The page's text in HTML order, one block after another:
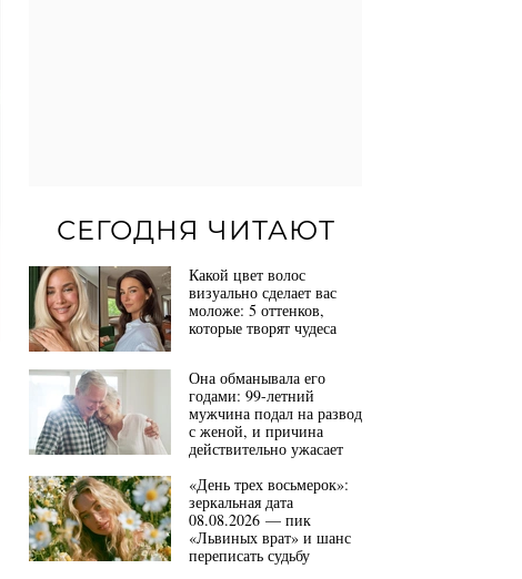
СЕГОДНЯ ЧИТАЮТ
Какой цвет волос
визуально сделает вас
моложе: 5 оттенков,
которые творят чудеса
Она обманывала его
годами: 99-летний
мужчина подал на развод
с женой, и причина
действительно ужасает
«День трех восьмерок»:
зеркальная дата
08.08.2026 — пик
«Львиных врат» и шанс
переписать судьбу